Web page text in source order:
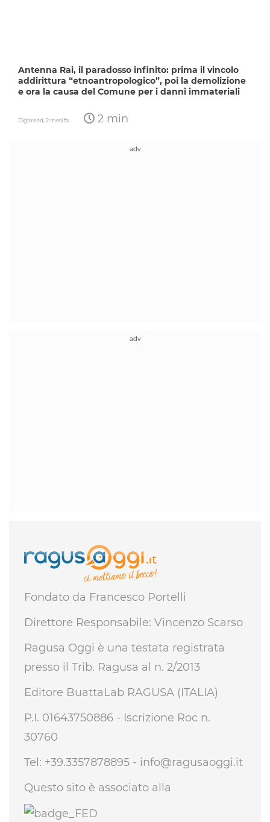
Antenna Rai, il paradosso infinito: prima il vincolo
addirittura “etnoantropologico”, poi la demolizione
e ora la causa del Comune per i danni immateriali
Digitrend,2 mesi fa 2 min
Fondato da Francesco Portelli
Direttore Responsabile: Vincenzo Scarso
Ragusa Oggi è una testata registrata
presso il Trib. Ragusa al n. 2/2013
Editore BuattaLab RAGUSA (ITALIA)
P.I. 01643750886 - Iscrizione Roc n.
30760
Tel: +39.3357878895 - info@ragusaoggi.it
Questo sito è associato alla